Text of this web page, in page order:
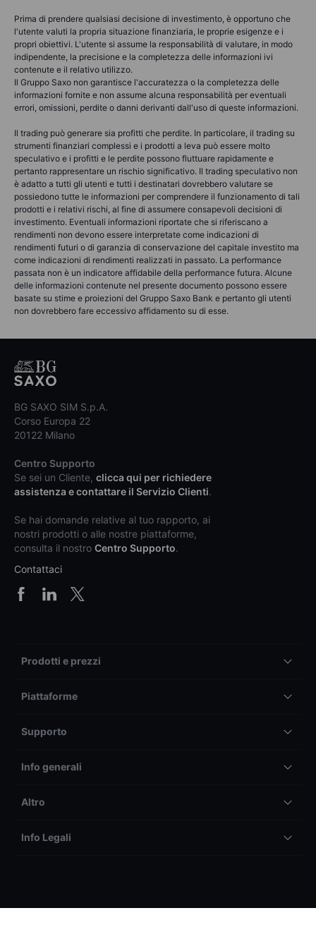
Prima di prendere qualsiasi decisione di investimento, è opportuno che
l'utente valuti la propria situazione finanziaria, le proprie esigenze e i
propri obiettivi. L'utente si assume la responsabilità di valutare, in modo
indipendente, la precisione e la completezza delle informazioni ivi
contenute e il relativo utilizzo.
Il Gruppo Saxo non garantisce l'accuratezza o la completezza delle
informazioni fornite e non assume alcuna responsabilità per eventuali
errori, omissioni, perdite o danni derivanti dall'uso di queste informazioni.
Il trading può generare sia profitti che perdite. In particolare, il trading su
strumenti finanziari complessi e i prodotti a leva può essere molto
speculativo e i profitti e le perdite possono fluttuare rapidamente e
pertanto rappresentare un rischio significativo. Il trading speculativo non
è adatto a tutti gli utenti e tutti i destinatari dovrebbero valutare se
possiedono tutte le informazioni per comprendere il funzionamento di tali
prodotti e i relativi rischi, al fine di assumere consapevoli decisioni di
investimento. Eventuali informazioni riportate che si riferiscano a
rendimenti non devono essere interpretate come indicazioni di
rendimenti futuri o di garanzia di conservazione del capitale investito ma
come indicazioni di rendimenti realizzati in passato. La performance
passata non è un indicatore affidabile della performance futura. Alcune
delle informazioni contenute nel presente documento possono essere
basate su stime e proiezioni del Gruppo Saxo Bank e pertanto gli utenti
non dovrebbero fare eccessivo affidamento su di esse.
BG SAXO SIM S.p.A.
Corso Europa 22
20122 Milano
Centro Supporto
Se sei un Cliente, clicca qui per richiedere
assistenza e contattare il Servizio Clienti.
Se hai domande relative al tuo rapporto, ai
nostri prodotti o alle nostre piattaforme,
consulta il nostro Centro Supporto.
Contattaci
Prodotti e prezzi
Piattaforme
Supporto
Info generali
Altro
Info Legali